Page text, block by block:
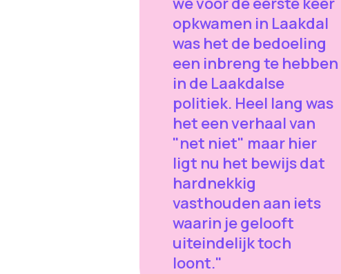
opkwamen in Laakdal
was het de bedoeling
een inbreng te hebben
in de Laakdalse
politiek. Heel lang was
het een verhaal van
"net niet" maar hier
ligt nu het bewijs dat
hardnekkig
vasthouden aan iets
waarin je gelooft
uiteindelijk toch
loont."